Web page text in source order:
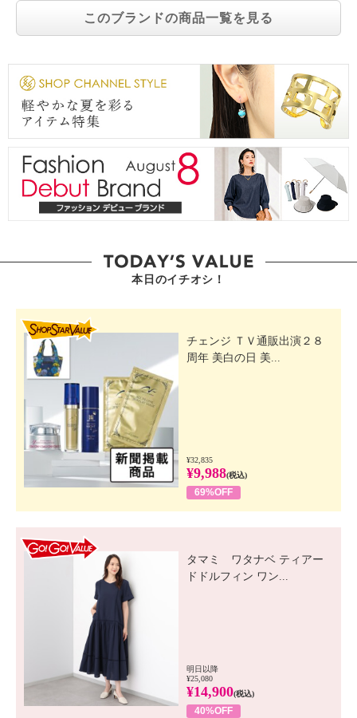
対応サイズ：２２．０ｃｍ〜２２．５ｃｍ
対応サイズ：２３．０ｃｍ〜２３．５ｃｍ
表記：Ｌ
対応サイズ：２４．０ｃｍ〜２４．５ｃｍ
表記：ＬＬ
対応サイズ：２５．０ｃｍ〜２５．５ｃｍ
このブランドの商品一覧を見る
本日のイチオシ！
チェンジ ＴＶ通販出演２８
周年 美白の日 美...
¥32,835
¥9,988(税込)
69%OFF
タマミ ワタナベ ティアー
ドドルフィン ワン...
明日以降
¥25,080
¥14,900(税込)
40%OFF